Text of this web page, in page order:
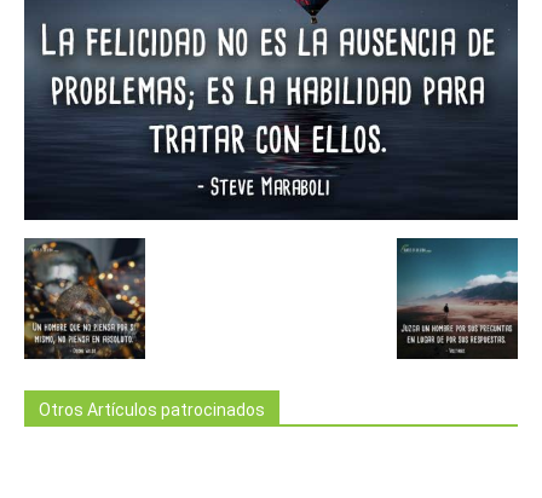
Otros Artículos patrocinados